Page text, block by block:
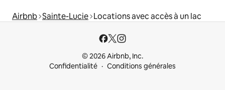
Airbnb Sainte-Lucie Locations avec accès à un lac
© 2026 Airbnb, Inc.
Confidentialité
Conditions générales